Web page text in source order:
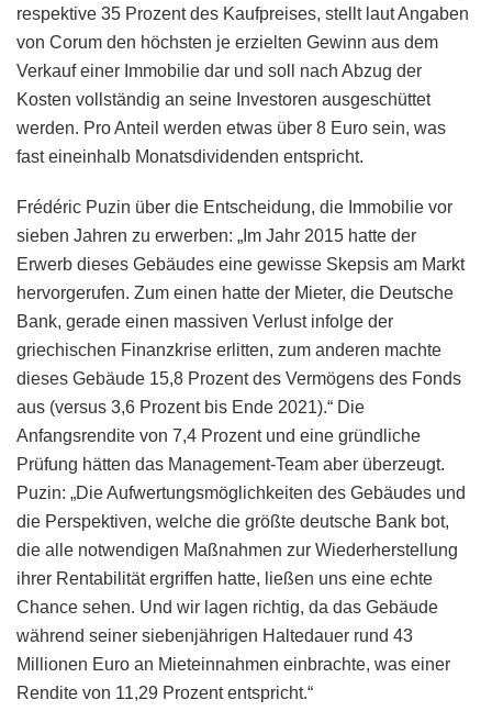
respektive 35 Prozent des Kaufpreises, stellt laut Angaben
von Corum den höchsten je erzielten Gewinn aus dem
Verkauf einer Immobilie dar und soll nach Abzug der
Kosten vollständig an seine Investoren ausgeschüttet
werden. Pro Anteil werden etwas über 8 Euro sein, was
fast eineinhalb Monatsdividenden entspricht.
Frédéric Puzin über die Entscheidung, die Immobilie vor
sieben Jahren zu erwerben: „Im Jahr 2015 hatte der
Erwerb dieses Gebäudes eine gewisse Skepsis am Markt
hervorgerufen. Zum einen hatte der Mieter, die Deutsche
Bank, gerade einen massiven Verlust infolge der
griechischen Finanzkrise erlitten, zum anderen machte
dieses Gebäude 15,8 Prozent des Vermögens des Fonds
aus (versus 3,6 Prozent bis Ende 2021).“ Die
Anfangsrendite von 7,4 Prozent und eine gründliche
Prüfung hätten das Management-Team aber überzeugt.
Puzin: „Die Aufwertungsmöglichkeiten des Gebäudes und
die Perspektiven, welche die größte deutsche Bank bot,
die alle notwendigen Maßnahmen zur Wiederherstellung
ihrer Rentabilität ergriffen hatte, ließen uns eine echte
Chance sehen. Und wir lagen richtig, da das Gebäude
während seiner siebenjährigen Haltedauer rund 43
Millionen Euro an Mieteinnahmen einbrachte, was einer
Rendite von 11,29 Prozent entspricht.“